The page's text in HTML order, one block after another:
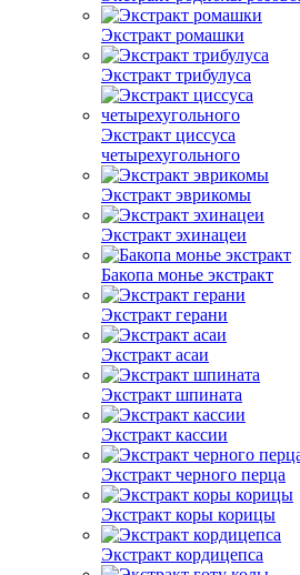
Экстракт ромашки
Экстракт трибулуса
Экстракт циссуса
четырехугольного
Экстракт эврикомы
Экстракт эхинацеи
Бакопа монье экстракт
Экстракт герани
Экстракт асаи
Экстракт шпината
Экстракт кассии
Экстракт черного перца
Экстракт коры корицы
Экстракт кордицепса